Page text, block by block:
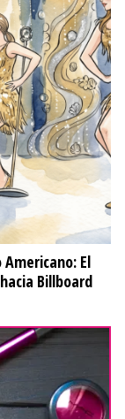
El
Billboard